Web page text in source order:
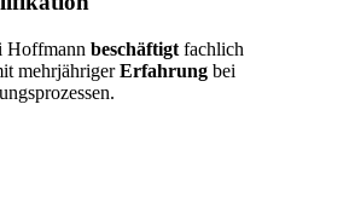
Hoffmann beschäftigt fachlich
mehrjährigerErfahrung bei